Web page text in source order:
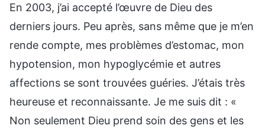
En 2003, j’ai accepté l’œuvre de Dieu des
derniers jours. Peu après, sans même que je m’en
rende compte, mes problèmes d’estomac, mon
hypotension, mon hypoglycémie et autres
affections se sont trouvées guéries. J’étais très
heureuse et reconnaissante. Je me suis dit : «
Non seulement Dieu prend soin des gens et les